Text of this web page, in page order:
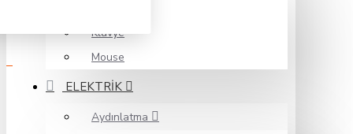
Klavye
Mouse
ELEKTRIK
Aydınlatma